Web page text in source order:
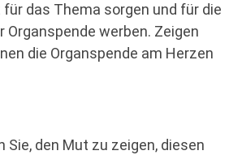
das Thema sorgen und für die
Organspende werben. Zeigen
die Organspende am Herzen
Sie, den Mut zu zeigen, diesen